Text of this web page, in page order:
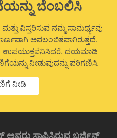
ಬೆಂಬಲಿಸಿ
ವಿಸ್ತರಿಸುವ ನಮ್ಮ ಸಾಮರ್ಥ್ಯವು
ಅವಲಂಬಿತವಾಗಿರುತ್ತದೆ.
ಉಪಯುಕ್ತವೆನಿಸಿದರೆ, ದಯಮಾಡಿ
ನೀಡುವುದನ್ನು ಪರಿಗಣಿಸಿ.
ನೀಡಿ
ಅವರು ಸ್ಥಾಪಿಸಿರುವ ಬರ್ಜಿನ್